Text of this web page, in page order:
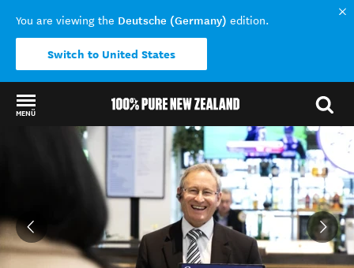
You are viewing the Deutsche (Germany) edition.
Switch to United States
MENÜ
Back to my results